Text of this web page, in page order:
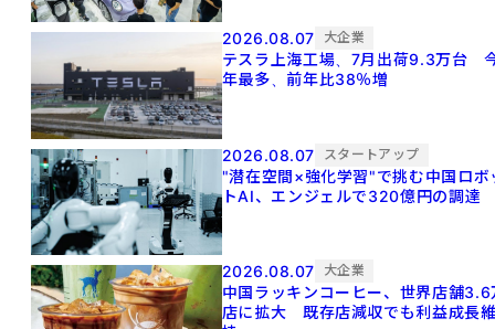
2026.08.07 大企業
テスラ上海工場、7月出荷9.3万台
年最多、前年比38％増
2026.08.07 スタートアップ
"潜在空間×強化学習"で挑む中国ロボ
トAI、エンジェルで320億円の調達
2026.08.07 大企業
中国ラッキンコーヒー、世界店舗3.6
店に拡大 既存店減収でも利益成長